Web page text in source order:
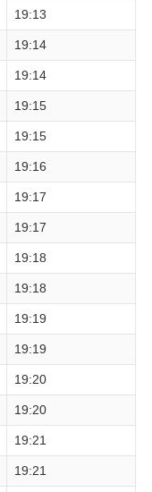
19:13
19:14
19:14
19:15
19:15
19:16
19:17
19:17
19:18
19:18
19:19
19:19
19:20
19:20
19:21
19:21